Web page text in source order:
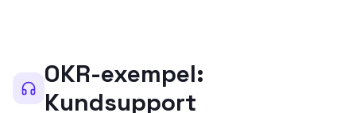
OKR-exempel:
Kundsupport